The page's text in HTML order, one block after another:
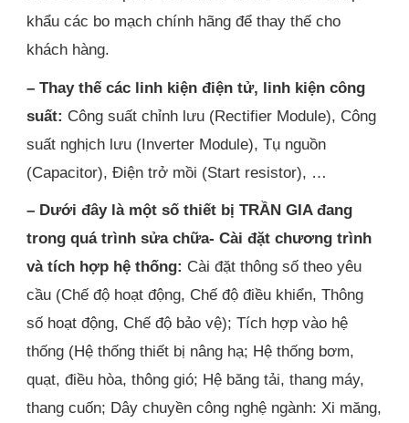
khẩu các bo mạch chính hãng để thay thế cho
khách hàng.
– Thay thế các linh kiện điện tử, linh kiện công
suất: Công suất chỉnh lưu (Rectifier Module), Công
suất nghịch lưu (Inverter Module), Tụ nguồn
(Capacitor), Điện trở mồi (Start resistor), …
– Dưới đây là một số thiết bị TRẦN GIA đang
trong quá trình sửa chữa- Cài đặt chương trình
và tích hợp hệ thống: Cài đặt thông số theo yêu
cầu (Chế độ hoạt động, Chế độ điều khiển, Thông
số hoạt động, Chế độ bảo vệ); Tích hợp vào hệ
thống (Hệ thống thiết bị nâng hạ; Hệ thống bơm,
quạt, điều hòa, thông gió; Hệ băng tải, thang máy,
thang cuốn; Dây chuyền công nghệ ngành: Xi măng,